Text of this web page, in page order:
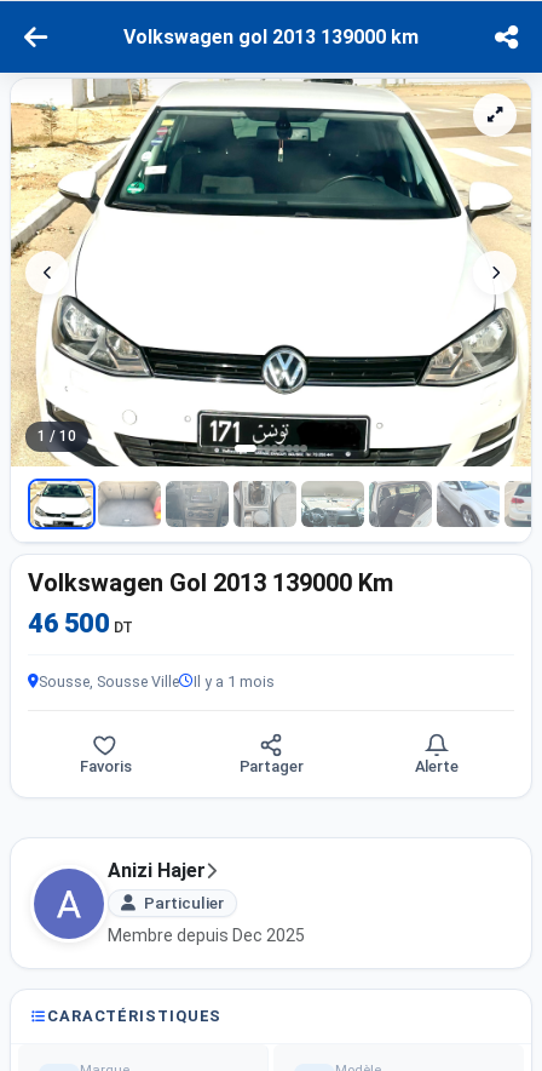
Volkswagen gol 2013 139000 km
1 / 10
Volkswagen Gol 2013 139000 Km
46 500 DT
Sousse, Sousse Ville Il y a 1 mois
Favoris Partager Alerte
Anizi Hajer
Particulier
Membre depuis Dec 2025
CARACTÉRISTIQUES